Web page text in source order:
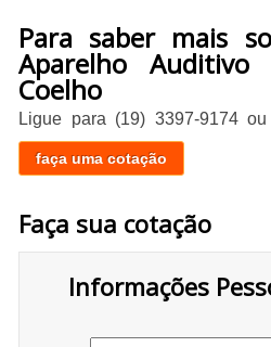
Para saber mais
Aparelho Auditivo
Coelho
Ligue para (19) 3397-9174ou
faça uma cotação
Faça sua cotação
Informações